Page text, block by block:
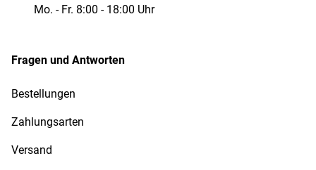
Mo. - Fr. 8:00 - 18:00 Uhr
Fragen und Antworten
Bestellungen
Zahlungsarten
Versand